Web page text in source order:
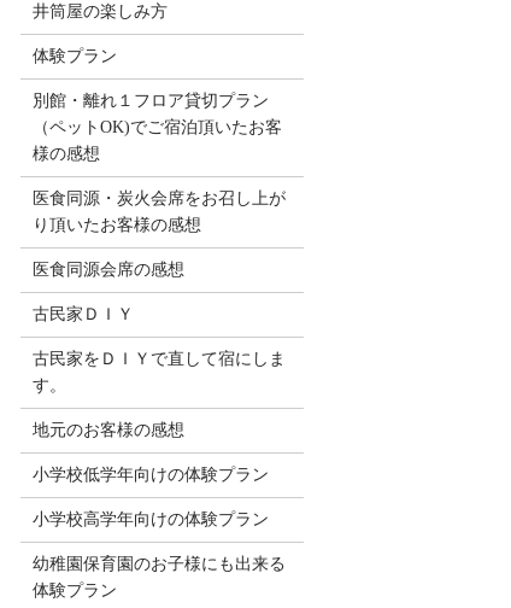
井筒屋の楽しみ方
体験プラン
別館・離れ１フロア貸切プラン
（ペットOK)でご宿泊頂いたお客
様の感想
医食同源・炭火会席をお召し上が
り頂いたお客様の感想
医食同源会席の感想
古民家ＤＩＹ
古民家をＤＩＹで直して宿にしま
す。
地元のお客様の感想
小学校低学年向けの体験プラン
小学校高学年向けの体験プラン
幼稚園保育園のお子様にも出来る
体験プラン